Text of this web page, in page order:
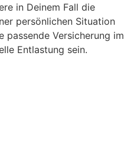
in Deinem Fall die
persönlichen Situation
passende Versicherung im
Entlastung sein.